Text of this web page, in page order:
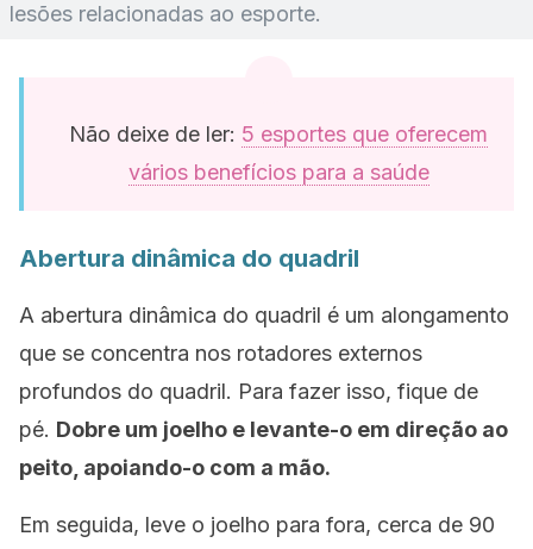
lesões relacionadas ao esporte.
Não deixe de ler: 5 esportes que oferecem
vários benefícios para a saúde
Abertura dinâmica do quadril
A abertura dinâmica do quadril é um alongamento
que se concentra nos rotadores externos
profundos do quadril. Para fazer isso, fique de
pé. Dobre um joelho e levante-o em direção ao
peito, apoiando-o com a mão.
Em seguida, leve o joelho para fora, cerca de 90